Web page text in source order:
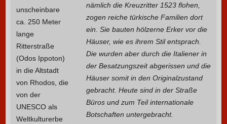
nämlich die Kreuzritter 1523 flohen,
zogen reiche türkische Familien dort
ein. Sie bauten hölzerne Erker vor die
Häuser, wie es ihrem Stil entsprach.
Die wurden aber durch die Italiener in
der Besatzungszeit abgerissen und die
Häuser somit in den Originalzustand
gebracht. Heute sind in der Straße
Büros und zum Teil internationale
Botschaften untergebracht.
unscheinbare
ca. 250 Meter
lange
Ritterstraße
(Odos Ippoton)
in die Altstadt
von Rhodos, die
von der
UNESCO als
Weltkulturerbe